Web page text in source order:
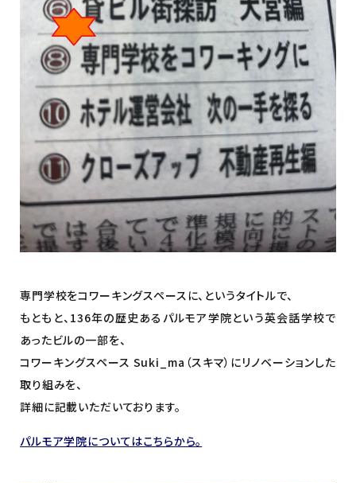
専門学校をコワーキングスペースに、というタイトルで、
もともと、136年の歴史あるパルモア学院という英会話学校で
あったビルの一部を、
コワーキングスペース Suki_ma（スキマ）にリノベーションした
取り組みを、
詳細に記載いただいております。
パルモア学院についてはこちらから。